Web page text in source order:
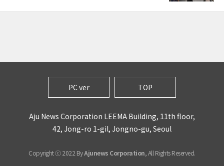
PC ver TOP
Aju News Corporation LEEMA Building, 11th floor,
42, Jong-ro 1-gil, Jongno-gu, Seoul
Copyright ⓒ 2022 ByAjunews Corporation, All Rights Reserved.